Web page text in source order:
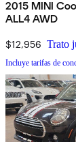
2015 MINI
ALL4 AWD
$12,956 Trato
Incluye tarifas de